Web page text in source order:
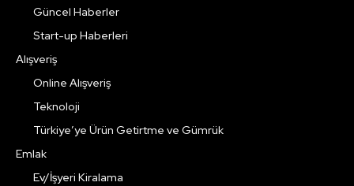
Güncel Haberler
Start-up Haberleri
Alışveriş
Online Alışveriş
Teknoloji
Türkiye’ye Ürün Getirtme ve Gümrük
Emlak
Ev/İşyeri Kiralama